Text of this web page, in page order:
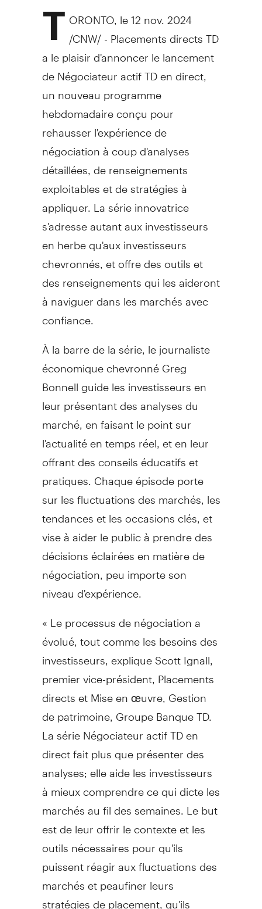
T ORONTO le12 nov. 2024
/CNW/ - Placements directs TD
a le plaisir d'annoncer le lancement
de Négociateur actif TD en direct,
un nouveau programme
hebdomadaire conçu pour
rehausser l'expérience de
négociation à coup d'analyses
détaillées, de renseignements
exploitables et de stratégies à
appliquer. La série innovatrice
s'adresse autant aux investisseurs
en herbe qu'aux investisseurs
chevronnés, et offre des outils et
des renseignements qui les aideront
à naviguer dans les marchés avec
confiance.
À la barre de la série, le journaliste
économique chevronné Greg
Bonnell guide les investisseurs en
leur présentant des analyses du
marché, en faisant le point sur
l'actualité en temps réel, et en leur
offrant des conseils éducatifs et
pratiques. Chaque épisode porte
sur les fluctuations des marchés, les
tendances et les occasions clés, et
vise à aider le public à prendre des
décisions éclairées en matière de
négociation, peu importe son
niveau d'expérience.
« Le processus de négociation a
évolué, tout comme les besoins des
investisseurs, expliqueScott Ignall
premier vice-président, Placements
directs et Mise en œuvre, Gestion
depatrimoine, Groupe Banque TD.
La série Négociateur actif TD en
direct fait plus que présenter des
analyses; elle aide les investisseurs
à mieux comprendre ce qui dicte les
marchés au fil des semaines. Le but
est de leur offrir le contexte et les
outils nécessaires pour qu'ils
puissent réagir aux fluctuations des
marchés et peaufiner leurs
stratégies de placement, qu'ils